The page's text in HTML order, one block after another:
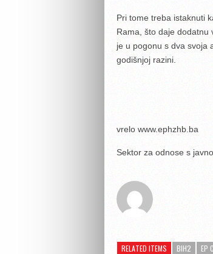
Pri tome treba istaknuti
Rama, što daje dodatnu
je u pogonu s dva svoja
godišnjoj razini.
vrelo www.ephzhb.ba
Sektor za odnose s
RELATED ITEMS BIH2 EP